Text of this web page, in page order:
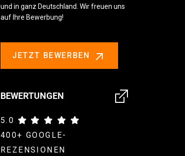
und in ganz Deutschland. Wir freuen uns
auf Ihre Bewerbung!
JETZT BEWERBEN
BEWERTUNGEN
5.0
400+ GOOGLE-
REZENSIONEN